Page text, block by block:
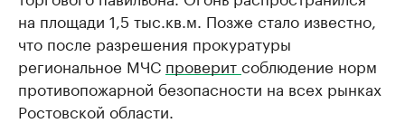
на площади 1,5 тыс.кв.м. Позже стало известно,
что после разрешения прокуратуры
региональное МЧС проверитсоблюдение норм
противопожарной безопасности на всех рынках
Ростовской области.